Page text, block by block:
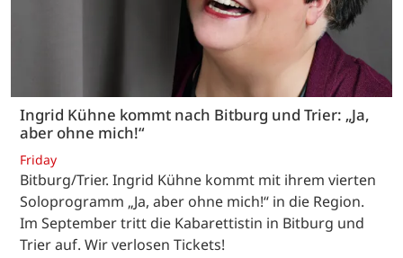
Ingrid Kühne kommt nach Bitburg und Trier: „Ja,
aber ohne mich!“
Friday
Bitburg/Trier. Ingrid Kühne kommt mit ihrem vierten
Soloprogramm „Ja, aber ohne mich!“ in die Region.
Im September tritt die Kabarettistin in Bitburg und
Trier auf. Wir verlosen Tickets!